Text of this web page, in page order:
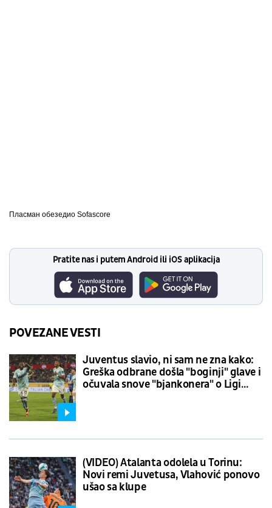
Пласман обезедио Sofascore
Pratite nas i putem Android ili iOS aplikacija
POVEZANE VESTI
Juventus slavio, ni sam ne zna kako:
Greška odbrane došla "boginji" glave i
očuvala snove "bjankonera" o Ligi
(VIDEO) Atalanta odolela u Torinu:
Novi remi Juvetusa, Vlahović ponovo
ušao sa klupe